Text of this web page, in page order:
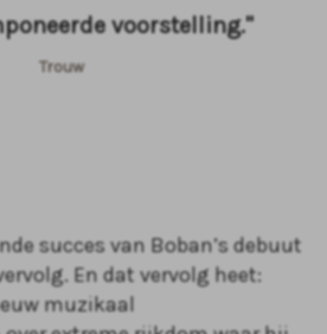
voorstelling."
Trouw
succes van Boban’s debuut
En dat vervolg heet:
muzikaal